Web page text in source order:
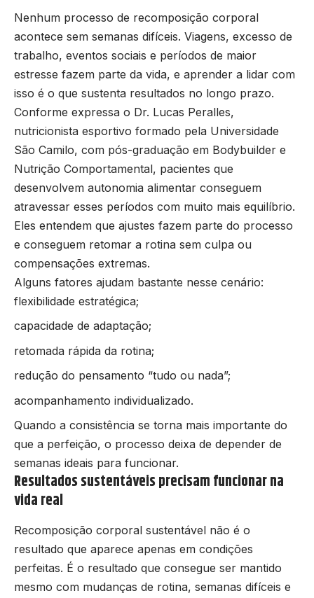
Nenhum processo de recomposição corporal
acontece sem semanas difíceis. Viagens, excesso de
trabalho, eventos sociais e períodos de maior
estresse fazem parte da vida, e aprender a lidar com
isso é o que sustenta resultados no longo prazo.
Conforme expressa o Dr. Lucas Peralles,
nutricionista esportivo formado pela Universidade
São Camilo, com pós-graduação em Bodybuilder e
Nutrição Comportamental, pacientes que
desenvolvem autonomia alimentar conseguem
atravessar esses períodos com muito mais equilíbrio.
Eles entendem que ajustes fazem parte do processo
e conseguem retomar a rotina sem culpa ou
compensações extremas.
Alguns fatores ajudam bastante nesse cenário:
flexibilidade estratégica;
capacidade de adaptação;
retomada rápida da rotina;
redução do pensamento “tudo ou nada”;
acompanhamento individualizado.
Quando a consistência se torna mais importante do
que a perfeição, o processo deixa de depender de
semanas ideais para funcionar.
Resultados sustentáveis precisam funcionar na
vida real
Recomposição corporal sustentável não é o
resultado que aparece apenas em condições
perfeitas. É o resultado que consegue ser mantido
mesmo com mudanças de rotina, semanas difíceis e